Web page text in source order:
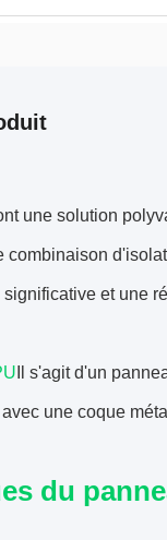
une solution
combinaison
et une
Il s'agit d'un
une coque
du